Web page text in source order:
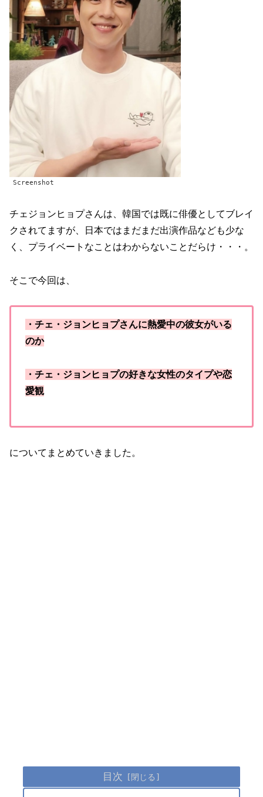
Screenshot
チェジョンヒョプさんは、韓国では既に俳優としてブレイ
クされてますが、日本ではまだまだ出演作品なども少な
く、プライベートなことはわからないことだらけ・・・。
そこで今回は、
・チェ・ジョンヒョプさんに熱愛中の彼女がいる
のか
・チェ・ジョンヒョプの好きな女性のタイプや恋
愛観
についてまとめていきました。
目次